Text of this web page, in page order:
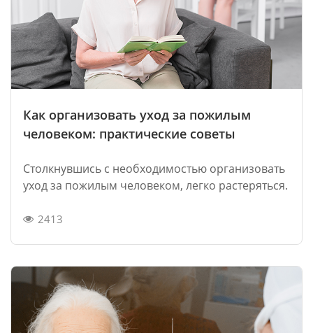
Как организовать уход за пожилым
человеком: практические советы
Столкнувшись с необходимостью организовать
уход за пожилым человеком, легко растеряться.
2413